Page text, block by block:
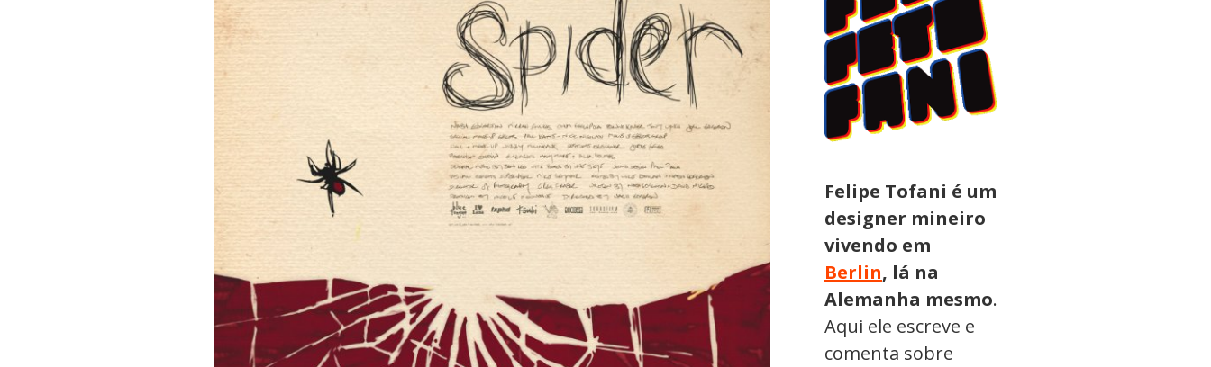
Felipe Tofani é um
designer mineiro
vivendo em
Berlin, lá na
Alemanha mesmo.
Aqui ele escreve e
comenta sobre